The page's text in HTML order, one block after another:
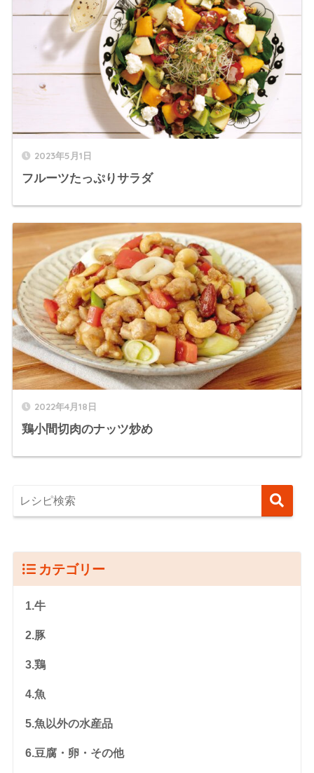
2023年5月1日
フルーツたっぷりサラダ
2022年4月18日
鶏小間切肉のナッツ炒め
カテゴリー
1.牛
2.豚
3.鶏
4.魚
5.魚以外の水産品
6.豆腐・卵・その他